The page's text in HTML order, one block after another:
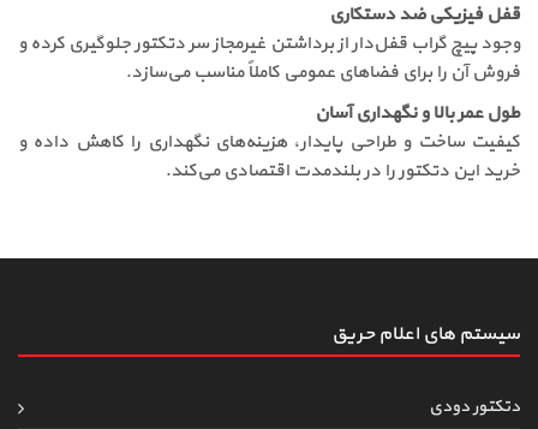
قفل فیزیکی ضد دستکاری
وجود پیچ گراب قفل‌دار از برداشتن غیرمجاز سر دتکتور جلوگیری کرده و
فروش آن را برای فضاهای عمومی کاملاً مناسب می‌سازد.
طول عمر بالا و نگهداری آسان
کیفیت ساخت و طراحی پایدار، هزینه‌های نگهداری را کاهش داده و
خرید این دتکتور را در بلندمدت اقتصادی می‌کند.
سیستم های اعلام حریق
دتکتور دودی